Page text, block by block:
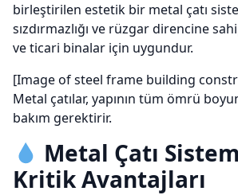
birleştirilen estetik bir metal çatı
sızdırmazlığı ve rüzgar direncine
ve ticari binalar için uygundur.
[Image of steel frame building
Metal çatılar, yapının tüm ömrü
bakım gerektirir.
Metal Çatı
Kritik Avantajları